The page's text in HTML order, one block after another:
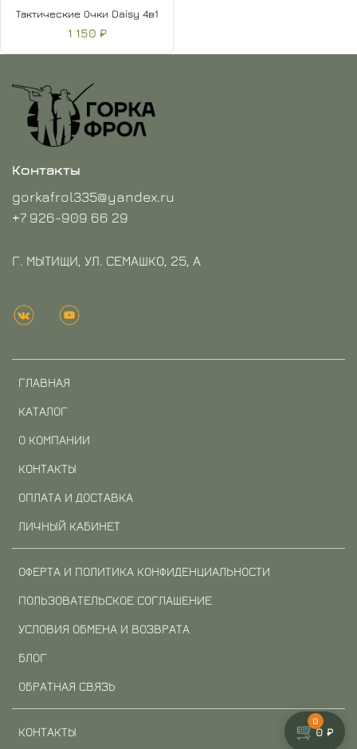
Тактические Очки Daisy 4в1
1 150 ₽
ГЛАВНАЯ
КАТАЛОГ
О КОМПАНИИ
КОНТАКТЫ
ОПЛАТА И ДОСТАВКА
ЛИЧНЫЙ КАБИНЕТ
ОФЕРТА И ПОЛИТИКА КОНФИДЕНЦИАЛЬНОСТИ
ПОЛЬЗОВАТЕЛЬСКОЕ СОГЛАШЕНИЕ
УСЛОВИЯ ОБМЕНА И ВОЗВРАТА
БЛОГ
ОБРАТНАЯ СВЯЗЬ
КОНТАКТЫ
Контакты
gorkafrol335@yandex.ru
+7 926-909 66 29
Г. МЫТИЩИ, УЛ. СЕМАШКО, 25, А
🛒
0
0 ₽